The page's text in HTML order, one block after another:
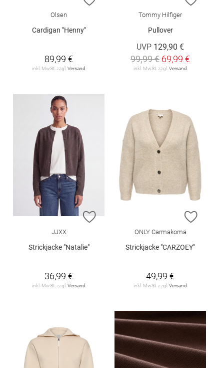
Olsen
Cardigan "Henny"
89,99 €
inkl. MwSt. zzgl. Versand
Tommy Hilfiger
Pullover
UVP 129,90 €
99,99 € 69,99 €
inkl. MwSt. zzgl. Versand
ZUR WUNSCHLISTE HINZUFÜGEN
JJXX
Strickjacke "Natalie"
36,99 €
inkl. MwSt. zzgl. Versand
ZUR
ONLY Carmakoma
Strickjacke "CARZOEY"
49,99 €
inkl. MwSt. zzgl. Versand